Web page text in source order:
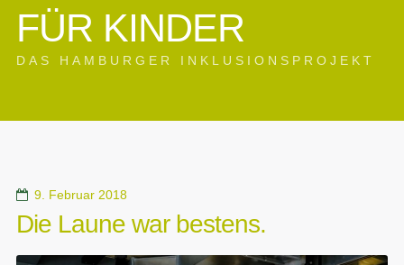
FÜR KINDER
DAS HAMBURGER INKLUSIONSPROJEKT
9. Februar 2018
Die Laune war bestens.